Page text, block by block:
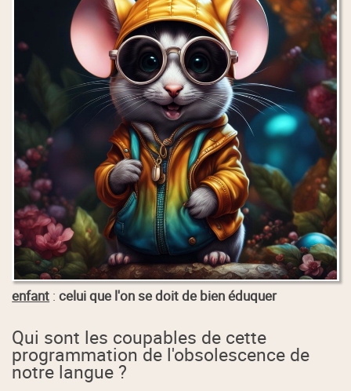
enfant :celui que l'on se doit de bien éduquer
Qui sont les coupables de cette
programmation de l'obsolescence de
notre langue ?